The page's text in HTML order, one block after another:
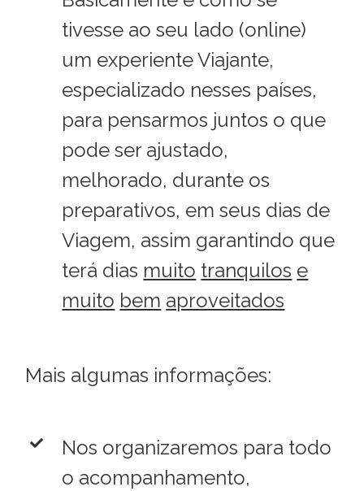
tivesse ao seu lado (online)
um experiente Viajante,
especializado nesses países,
para pensarmos juntos o que
pode ser ajustado,
melhorado, durante os
preparativos, em seus dias de
Viagem, assim garantindo que
terá dias muito tranquilos e
muito bem aproveitados
Mais algumas informações:
Nos organizaremos para todo
o acompanhamento,